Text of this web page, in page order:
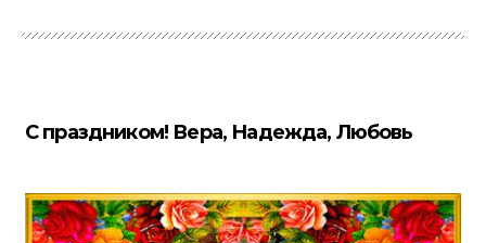
С праздником! Вера, Надежда, Любовь